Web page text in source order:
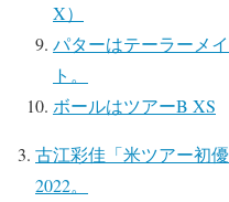
X）
パターはテーラーメ
ト。
ボールはツアーB XS
古江彩佳「米ツアー初
2022。